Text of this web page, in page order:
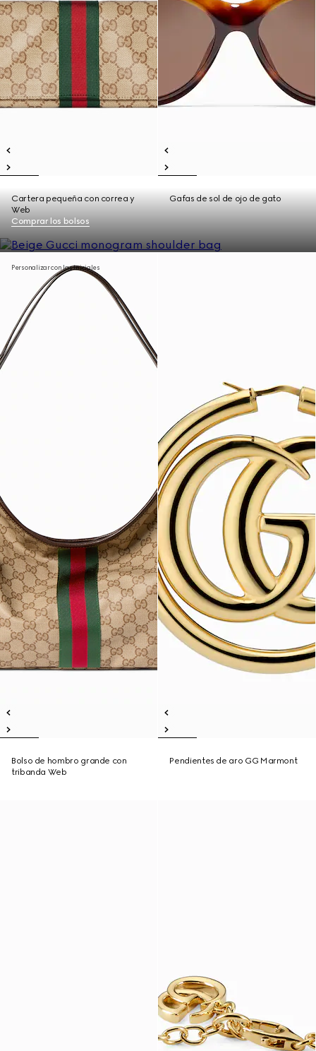
Cartera pequeña con correa y
Web
Gafas de sol de ojo de gato
Comprar los bolsos
Personalizar con las iniciales
Bolso de hombro grande con
tribanda Web
Pendientes de aro GG Marmont